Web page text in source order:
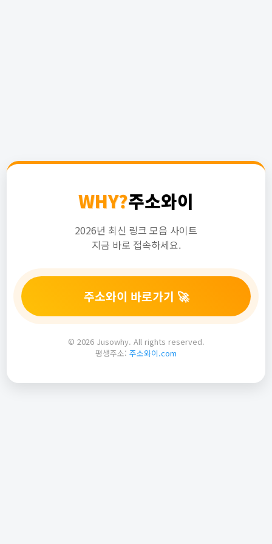
WHY?주소와이
2026년 최신 링크 모음 사이트
지금 바로 접속하세요.
주소와이 바로가기 🚀
© 2026 Jusowhy. All rights reserved.
평생주소: 주소와이.com